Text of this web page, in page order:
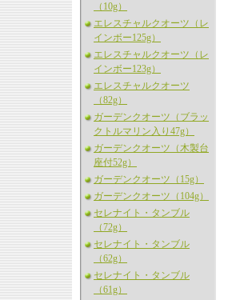
（10g）
エレスチャルクオーツ（レ
インボー125g）
エレスチャルクオーツ（レ
インボー123g）
エレスチャルクオーツ
（82g）
ガーデンクオーツ（ブラッ
クトルマリン入り47g）
ガーデンクオーツ（木製台
座付52g）
ガーデンクオーツ（15g）
ガーデンクオーツ（104g）
セレナイト・タンブル
（72g）
セレナイト・タンブル
（62g）
セレナイト・タンブル
（61g）